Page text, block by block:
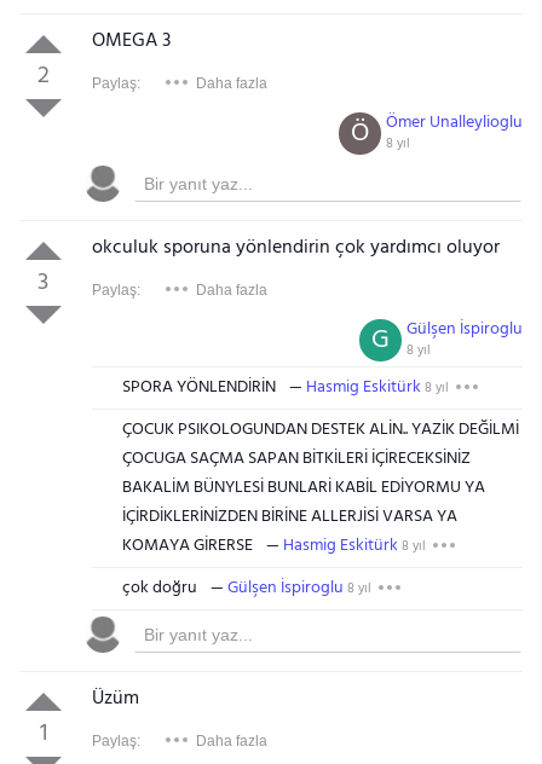
2
OMEGA 3
Paylaş: Daha fazla
Ömer Unalleylioglu
8 yıl
Ö
3
okculuk sporuna yönlendirin çok yardımcı oluyor
Paylaş: Daha fazla
Gülşen İspiroglu
8 yıl
G
SPORA YÖNLENDİRİN Hasmig Eskitürk 8 yıl
ÇOCUK PSIKOLOGUNDAN DESTEK ALİN.. YAZİK DEĞİLMİ
ÇOCUGA SAÇMA SAPAN BİTKİLERİ İÇİRECEKSİNİZ
BAKALİM BÜNYLESİ BUNLARİ KABİL EDİYORMU YA
İÇİRDİKLERİNİZDEN BİRİNE ALLERJİSİ VARSA YA
KOMAYA GİRERSE
Hasmig Eskitürk 8 yıl
çok doğru Gülşen İspiroglu 8 yıl
1
Üzüm
Paylaş: Daha fazla